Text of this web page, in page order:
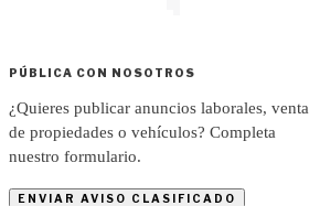
PÚBLICA CON NOSOTROS
¿Quieres publicar anuncios laborales, venta
de propiedades o vehículos? Completa
nuestro formulario.
ENVIAR AVISO CLASIFICADO